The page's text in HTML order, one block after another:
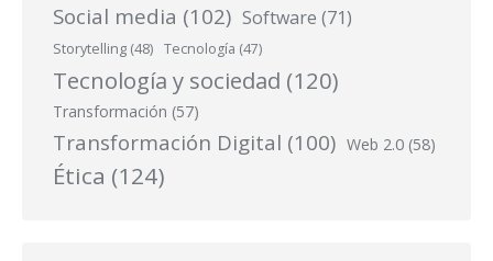
Social media (102) Software (71)
Storytelling (48) Tecnología (47)
Tecnología y sociedad (120)
Transformación (57)
Transformación Digital (100) Web 2.0 (58)
Ética (124)